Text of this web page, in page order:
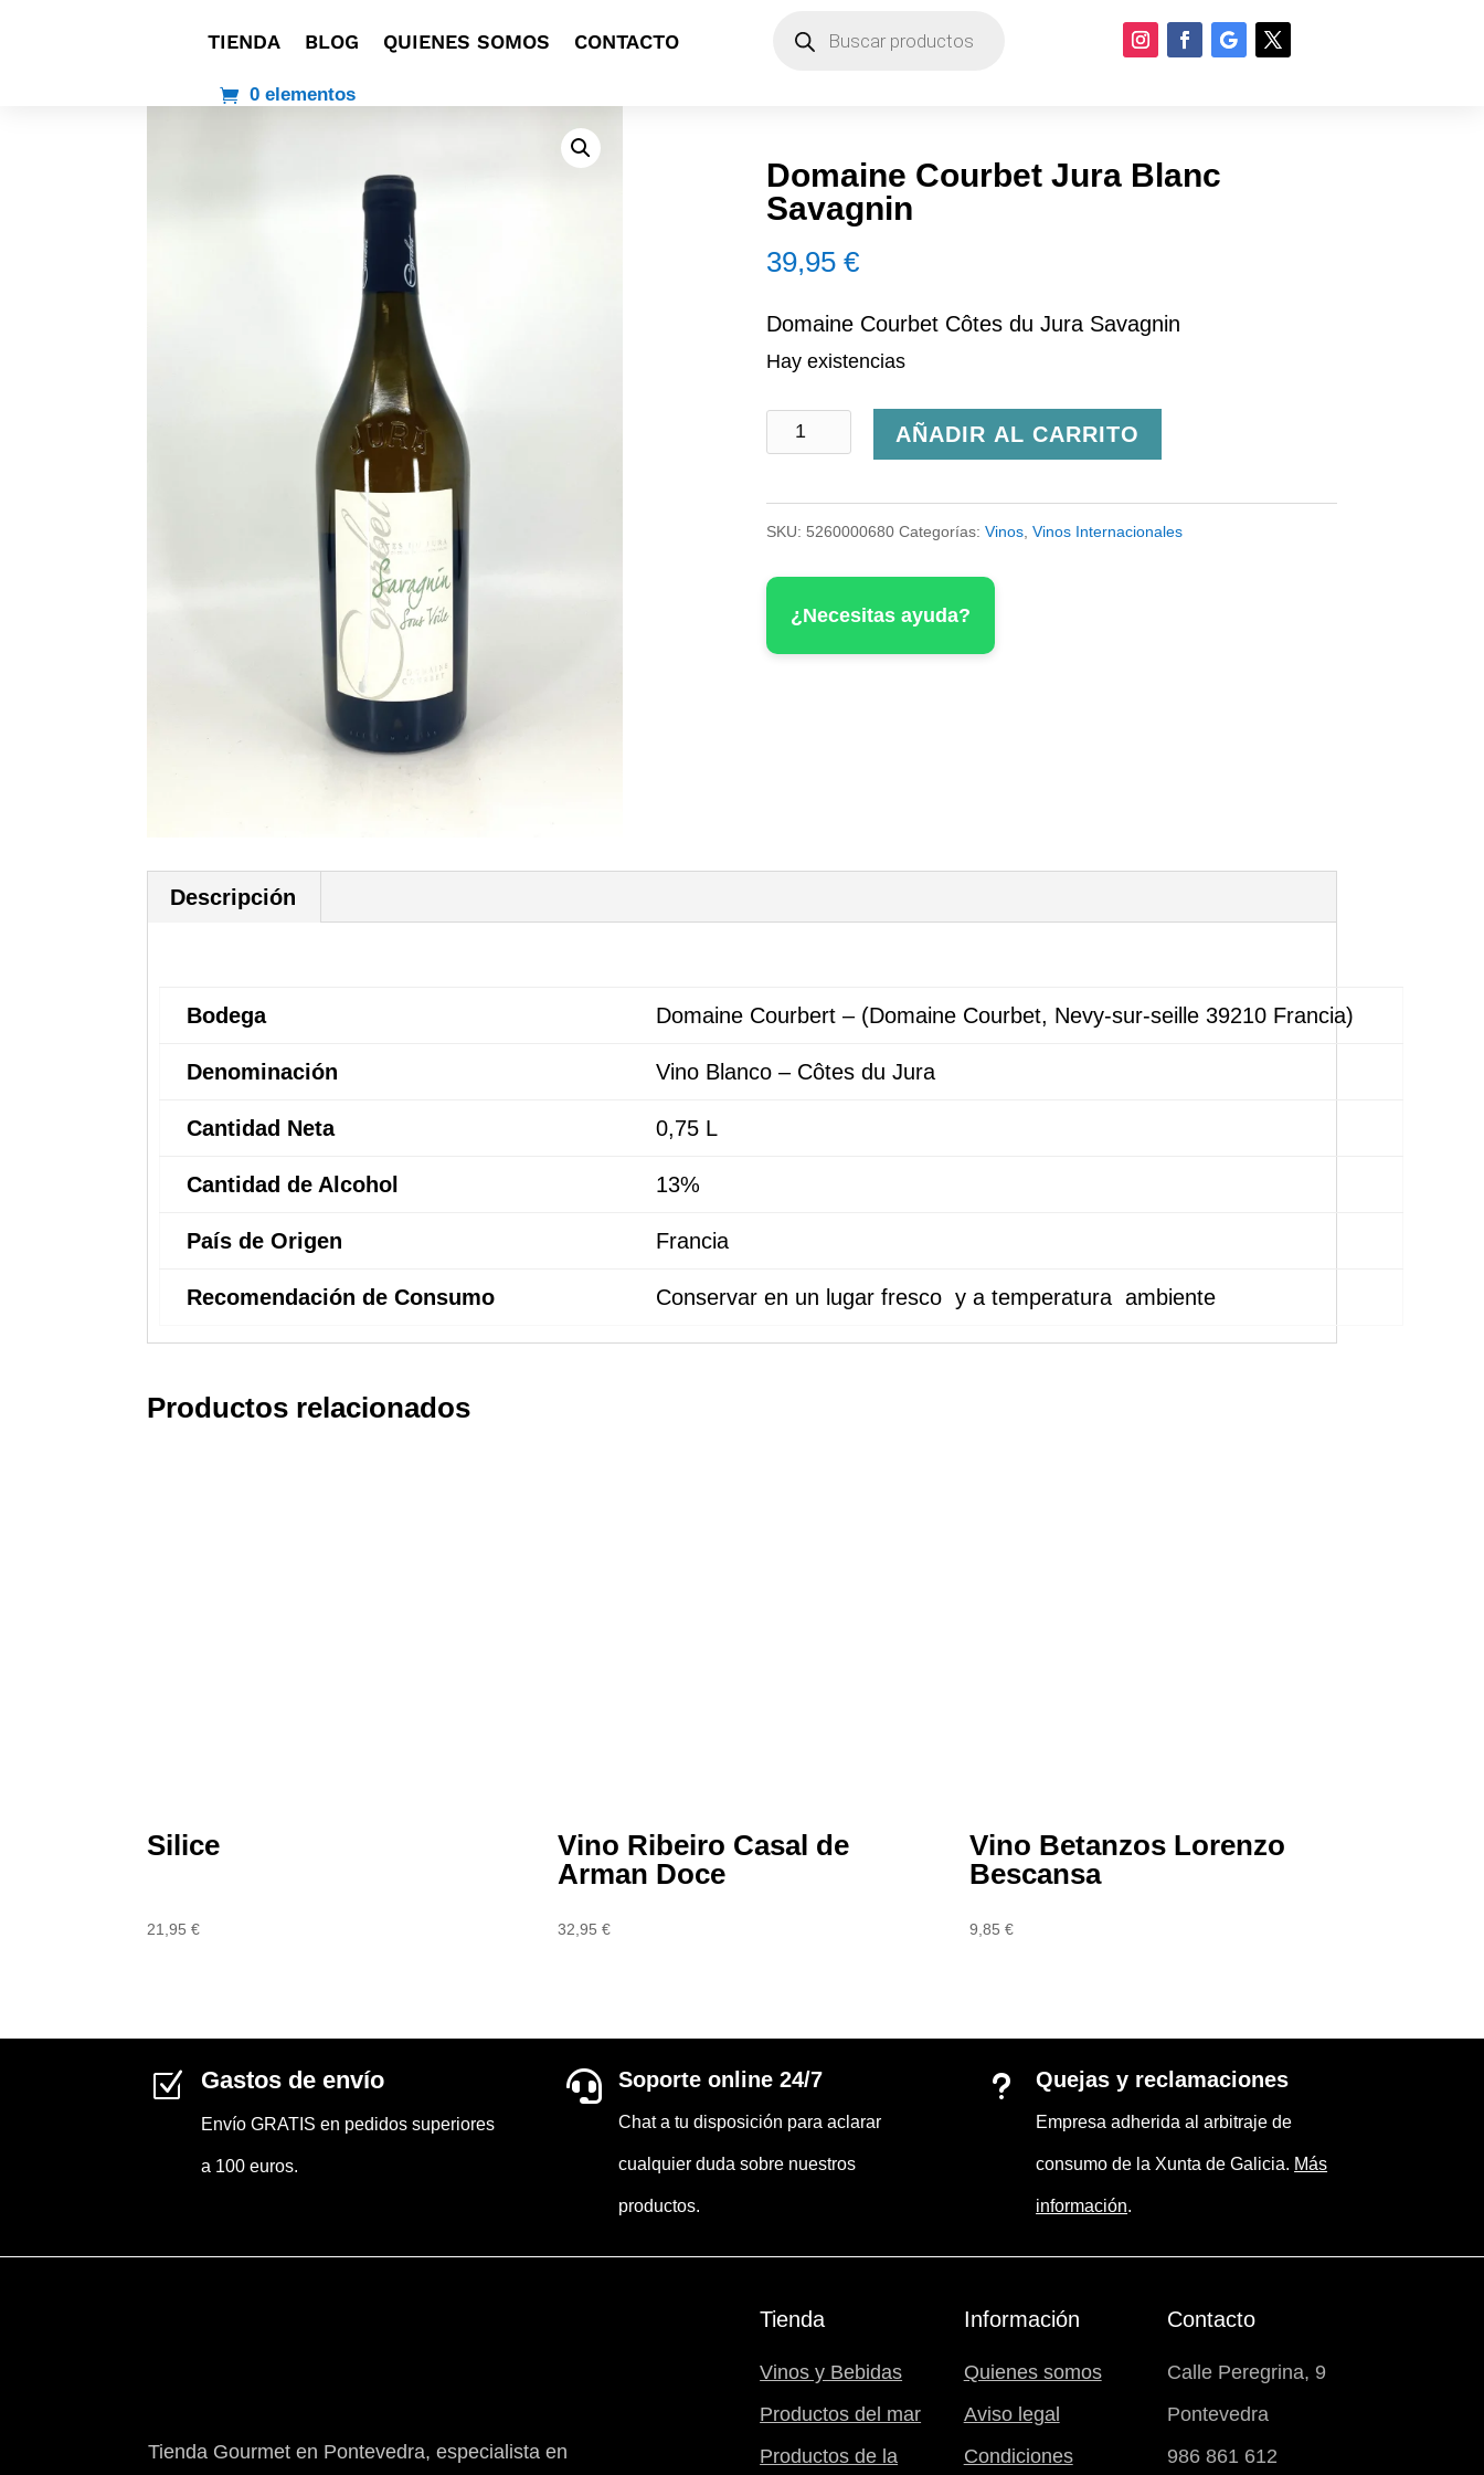
TIENDA BLOG QUIENES SOMOS CONTACTO
0 elementos
de
Domaine Courbet Jura Blanc
Savagnin
39,95 €
Domaine Courbet Côtes du Jura Savagnin
Hay existencias
Domaine
cantidad
AÑADIR AL CARRITO
SKU: 5260000680 Categorías: Vinos, Vinos Internacionales
¿Necesitas ayuda?
Descripción
Bodega Domaine Courbert – (Domaine Courbet, Nevy-sur-seille 39210 Francia)
Denominación Vino Blanco – Côtes du Jura
Cantidad Neta 0,75 L
Cantidad de Alcohol 13%
País de Origen Francia
Recomendación de Consumo Conservar en un lugar fresco y a temperatura ambiente
Productos relacionados
Silice
21,95 €
Vino Ribeiro Casal de
Arman Doce
32,95€
Vino Betanzos Lorenzo
Bescansa
9,85 €
Z Gastos de envío
Envío GRATIS en pedidos superiores
a 100 euros.
 Soporte online 24/7
Chat a tu disposición para aclarar
cualquier duda sobre nuestros
productos.
u Quejas y reclamaciones
Empresa adherida al arbitraje de
consumo de la Xunta de Galicia. Más
información.
Tienda Gourmet en Pontevedra, especialista en
Tienda
Vinos y Bebidas
Productos del mar
Productos de la
Información
Quienes somos
Aviso legal
Condiciones
Contacto
Calle Peregrina, 9
Pontevedra
986 861 612